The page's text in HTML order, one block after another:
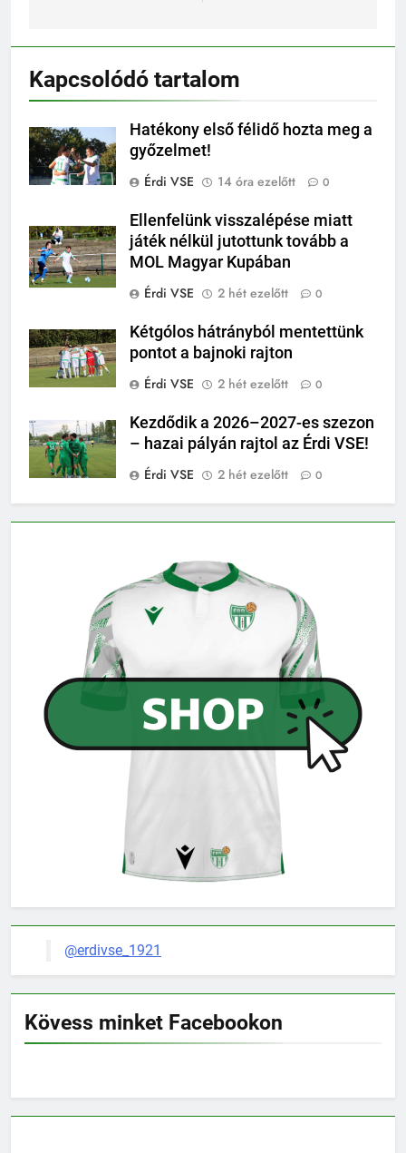
Kapcsolódó tartalom
Hatékony első félidő hozta meg a
győzelmet!
Érdi VSE
14 óra ezelőtt 0
Ellenfelünk visszalépése miatt
játék nélkül jutottunk tovább a
MOL Magyar Kupában
Érdi VSE
2 hét ezelőtt 0
Kétgólos hátrányból mentettünk
pontot a bajnoki rajton
Érdi VSE
2 hét ezelőtt 0
Kezdődik a 2026–2027-es szezon
– hazai pályán rajtol az Érdi VSE!
Érdi VSE
2 hét ezelőtt 0
@erdivse_1921
Kövess minket Facebookon